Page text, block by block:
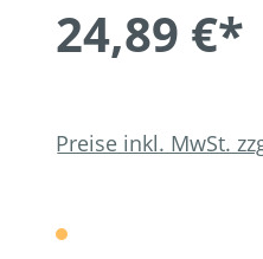
24,89 €*
Preise inkl. MwSt.